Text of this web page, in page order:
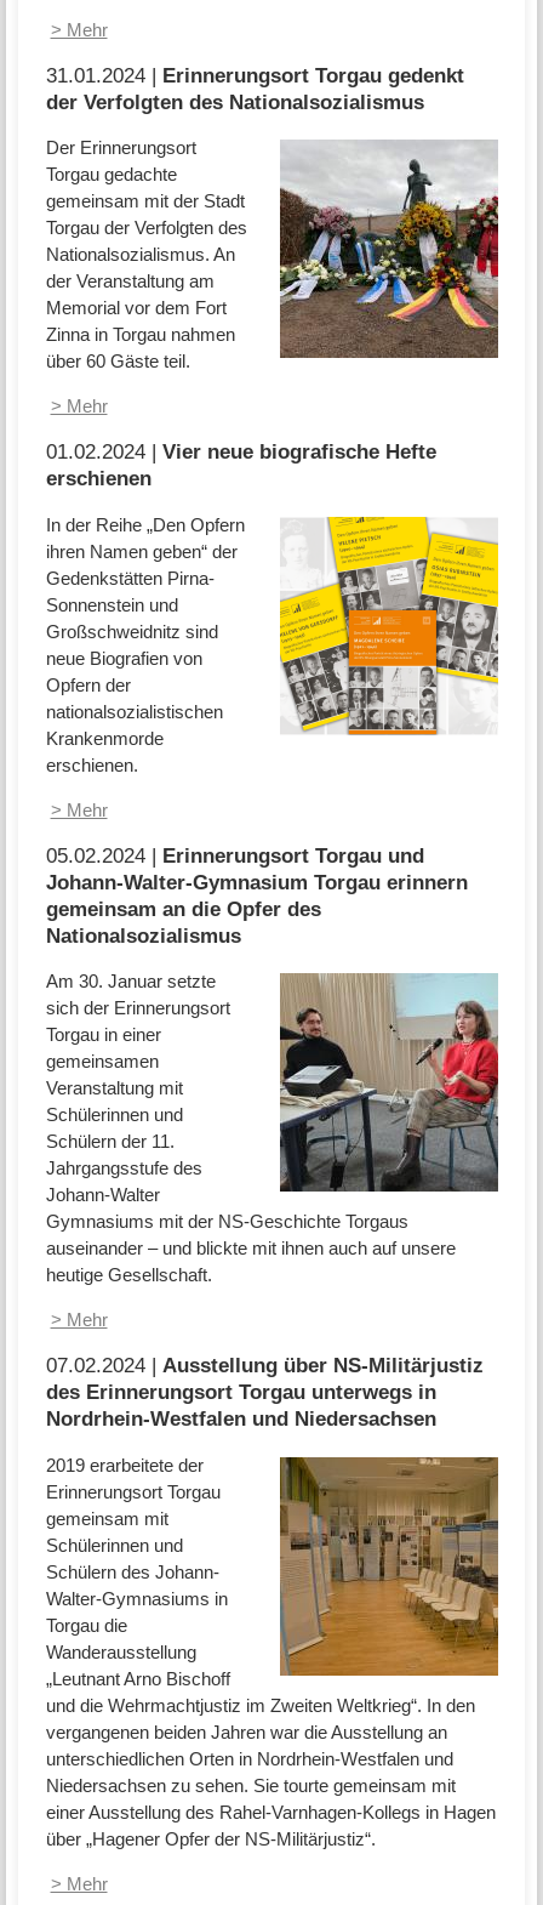
> Mehr
31.01.2024 | Erinnerungsort Torgau gedenkt
der Verfolgten des Nationalsozialismus
Der Erinnerungsort
Torgau gedachte
gemeinsam mit der Stadt
Torgau der Verfolgten des
Nationalsozialismus. An
der Veranstaltung am
Memorial vor dem Fort
Zinna in Torgau nahmen
über 60 Gäste teil.
> Mehr
01.02.2024 | Vier neue biografische Hefte
erschienen
In der Reihe „Den Opfern
ihren Namen geben“ der
Gedenkstätten Pirna-
Sonnenstein und
Großschweidnitz sind
neue Biografien von
Opfern der
nationalsozialistischen
Krankenmorde
erschienen.
> Mehr
05.02.2024 | Erinnerungsort Torgau und
Johann-Walter-Gymnasium Torgau erinnern
gemeinsam an die Opfer des
Nationalsozialismus
Am 30. Januar setzte
sich der Erinnerungsort
Torgau in einer
gemeinsamen
Veranstaltung mit
Schülerinnen und
Schülern der 11.
Jahrgangsstufe des
Johann-Walter
Gymnasiums mit der NS-Geschichte Torgaus
auseinander – und blickte mit ihnen auch auf unsere
heutige Gesellschaft.
> Mehr
07.02.2024 | Ausstellung über NS-Militärjustiz
des Erinnerungsort Torgau unterwegs in
Nordrhein-Westfalen und Niedersachsen
2019 erarbeitete der
Erinnerungsort Torgau
gemeinsam mit
Schülerinnen und
Schülern des Johann-
Walter-Gymnasiums in
Torgau die
Wanderausstellung
„Leutnant Arno Bischoff
und die Wehrmachtjustiz im Zweiten Weltkrieg“. In den
vergangenen beiden Jahren war die Ausstellung an
unterschiedlichen Orten in Nordrhein-Westfalen und
Niedersachsen zu sehen. Sie tourte gemeinsam mit
einer Ausstellung des Rahel-Varnhagen-Kollegs in Hagen
über „Hagener Opfer der NS-Militärjustiz“.
> Mehr